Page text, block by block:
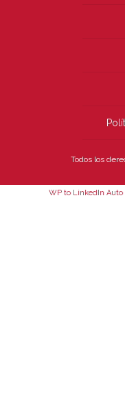
Todos los
WP to LinkedIn Auto